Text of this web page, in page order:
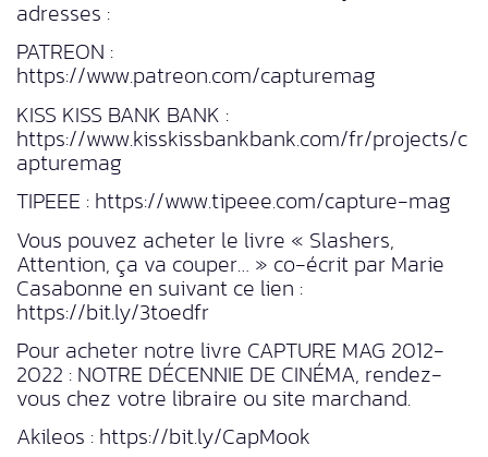
adresses :
PATREON :
https://www.patreon.com/capturemag
KISS KISS BANK BANK :
https://www.kisskissbankbank.com/fr/projects/c
apturemag
TIPEEE : https://www.tipeee.com/capture-mag
Vous pouvez acheter le livre « Slashers,
Attention, ça va couper… » co-écrit par Marie
Casabonne en suivant ce lien :
https://bit.ly/3toedfr
Pour acheter notre livre CAPTURE MAG 2012-
2022 : NOTRE DÉCENNIE DE CINÉMA, rendez-
vous chez votre libraire ou site marchand.
Akileos : https://bit.ly/CapMook